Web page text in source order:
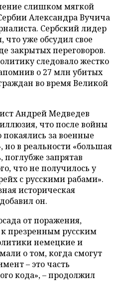
слишком мягкой
Александра Вучича
Сербский лидер
уже обсудил свое
закрытых переговоров.
следовало жестко
о 27 млн убитых
во время Великой
Андрей Медведев
иллюзия, что после войны
за военные
в реальности «большая
поглубже запрятав
что не получилось у
с русскими рабами».
историческая
он.
от поражения,
презренным русским
немецкие и
о том, когда смогут
– это часть
кода», – продолжил